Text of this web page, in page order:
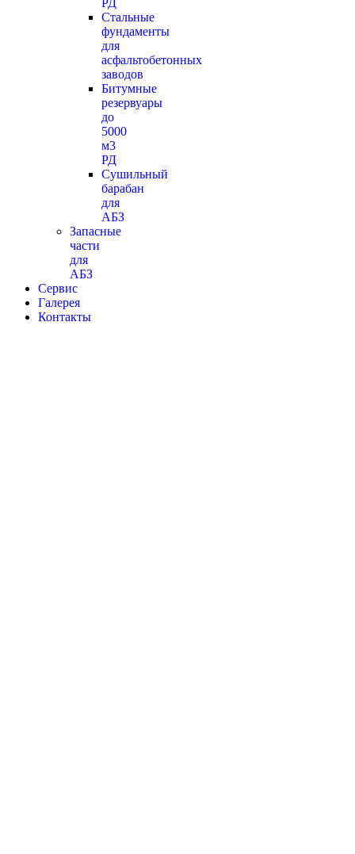
РД
Стальные
фундаменты
для
асфальтобетонных
заводов
Битумные
резервуары
до
5000
м3
РД
Сушильный
барабан
для
АБЗ
Запасные
части
для
АБЗ
Сервис
Галерея
Контакты